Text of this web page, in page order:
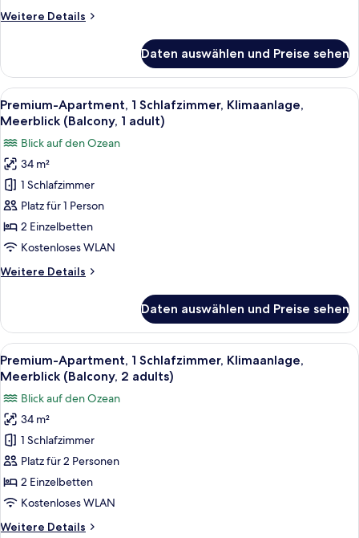
children)
Weitere Details
Weitere
Apartment,
2 Schlafzimmer,
Klimaanlage,
Meerblick
adults+2
children)
Daten auswählen und Preise sehen
Alle
Fotos
Premium-
Apartment,
Schlafzimmer,
Klimaanlage,
Meerblick
1
Eine Terrasse mit Tisch und
12
Premium-Apartment, 1 Schlafzimmer, Klimaanlage,
Meerblick (Balcony, 1 adult)
Blick auf den Ozean
34 m²
1 Schlafzimmer
Platz für 1 Person
2 Einzelbetten
Kostenloses WLAN
Weitere Details
Weitere
Apartment,
Schlafzimmer,
Klimaanlage,
(Balcony,
adult)
Daten auswählen und Preise sehen
Alle
Fotos
Premium-
Apartment,
Schlafzimmer,
Klimaanlage,
Meerblick
Eine Terrasse mit Tisch und
12
Premium-Apartment, 1 Schlafzimmer, Klimaanlage,
Meerblick (Balcony, 2 adults)
Blick auf den Ozean
34 m²
1 Schlafzimmer
Platz für 2 Personen
2 Einzelbetten
Kostenloses WLAN
Weitere Details
Weitere